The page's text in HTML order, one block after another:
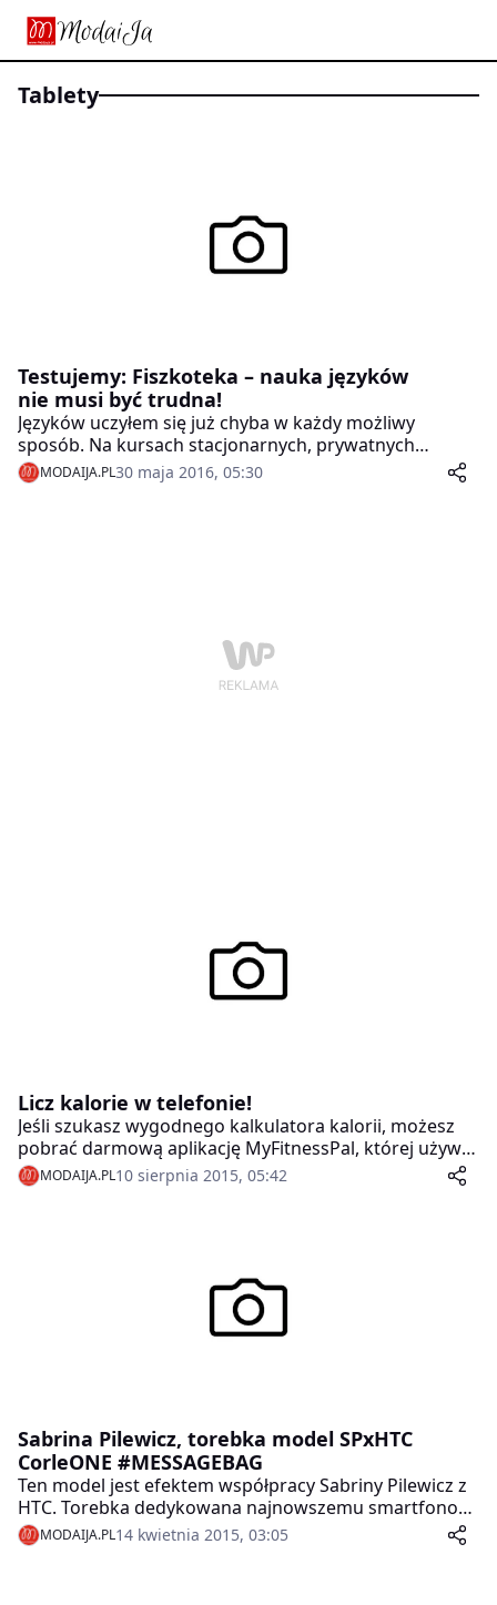
tablety
Testujemy: Fiszkoteka – nauka języków
nie musi być trudna!
Języków uczyłem się już chyba w każdy możliwy
sposób. Na kursach stacjonarnych, prywatnych
korepetycjach, w ramach samodzielnej nauki z książek,
audiobooków, aplikacji webowych i na smartfony.
MODAIJA.PL30 maja 2016, 05:30
Licz kalorie w telefonie!
Jeśli szukasz wygodnego kalkulatora kalorii, możesz
pobrać darmową aplikację MyFitnessPal, której używa
już blisko 80 mln użytkowników na całym świecie.
MODAIJA.PL10 sierpnia 2015, 05:42
Sabrina Pilewicz, torebka model SPxHTC
CorleONE #MESSAGEBAG
Ten model jest efektem współpracy Sabriny Pilewicz z
HTC. Torebka dedykowana najnowszemu smartfonowi
HTC One M9. CorleONE symbolizuje ducha
nowoczesnej generacji kobiet, które sympatyzują z
MODAIJA.PL14 kwietnia 2015, 03:05